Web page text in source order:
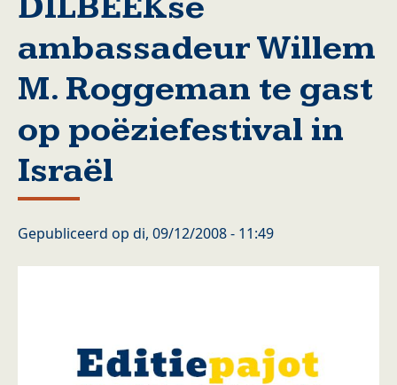
ambassadeur Willem
M. Roggeman te gast
op poëziefestival in
Israël
Gepubliceerd op di, 09/12/2008 - 11:49